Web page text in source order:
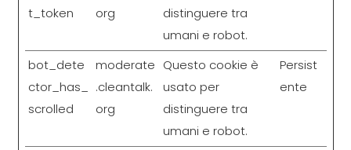
t_token
org
distinguere tra
umani e robot.
bot_dete
ctor_has_
scrolled
moderate
.cleantalk.
org
Questo cookie è
usato per
distinguere tra
umani e robot.
Persist
ente